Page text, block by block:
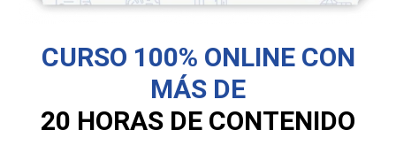
CURSO 100% ONLINE CON
MÁS DE
20 HORAS DE CONTENIDO